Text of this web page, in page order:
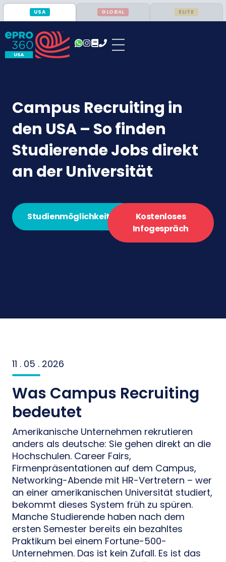
USA GLOBAL ELITE
Campus Recruiting in
den USA – So finden
Studierende Jobs direkt
an der Universität
Studienmöglichkeiten
Kostenloses
Infogespräch
11 . 05 . 2026
Was Campus Recruiting
bedeutet
Amerikanische Unternehmen rekrutieren
anders als deutsche: Sie gehen direkt an die
Hochschulen. Career Fairs,
Firmenpräsentationen auf dem Campus,
Networking-Abende mit HR-Vertretern – wer
an einer amerikanischen Universität studiert,
bekommt dieses System früh zu spüren.
Manche Studierende haben nach dem
ersten Semester bereits ein bezahltes
Praktikum bei einem Fortune-500-
Unternehmen. Das ist kein Zufall. Es ist das